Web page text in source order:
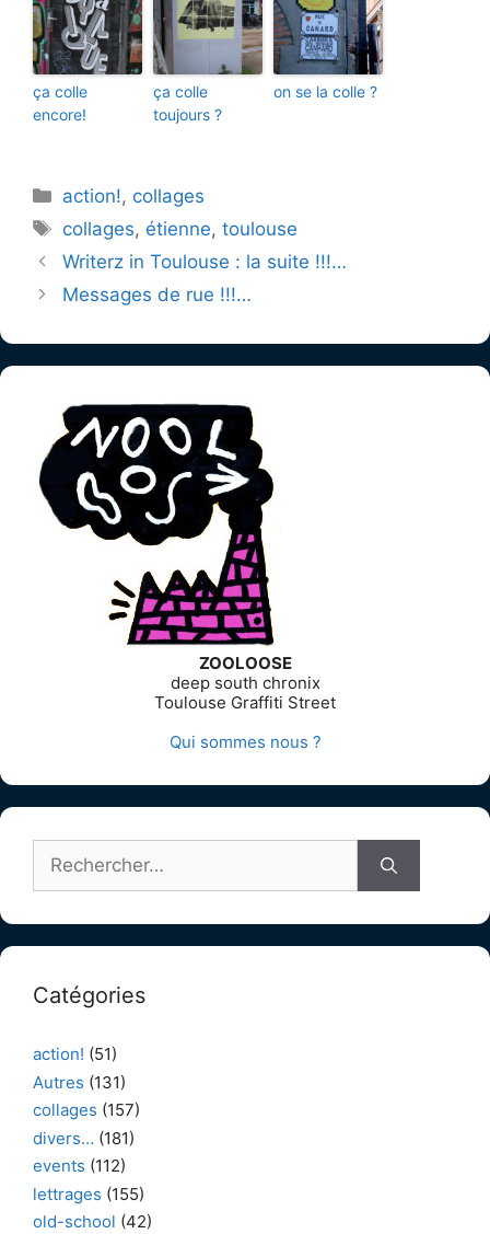
ça colle
encore!
ça colle
toujours ?
on se la colle ?
Catégories
action!, collages
Étiquettes
collages, étienne,toulouse
Writerz in Toulouse : la suite !!!…
Messages de rue !!!…
ZOOLOOSE
deep south chronix
Toulouse Graffiti Street
Qui sommes nous ?
Catégories
action! (51)
Autres (131)
collages (157)
divers… (181)
events (112)
lettrages (155)
old-school (42)